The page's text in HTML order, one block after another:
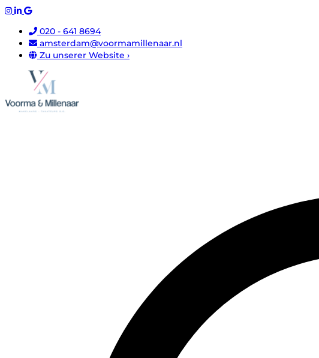
020 - 641 8694
amsterdam@voormamillenaar.nl
Zu unserer Website ›